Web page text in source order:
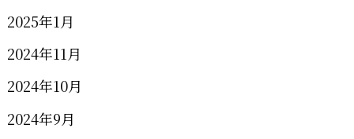
2025年1月
2024年11月
2024年10月
2024年9月